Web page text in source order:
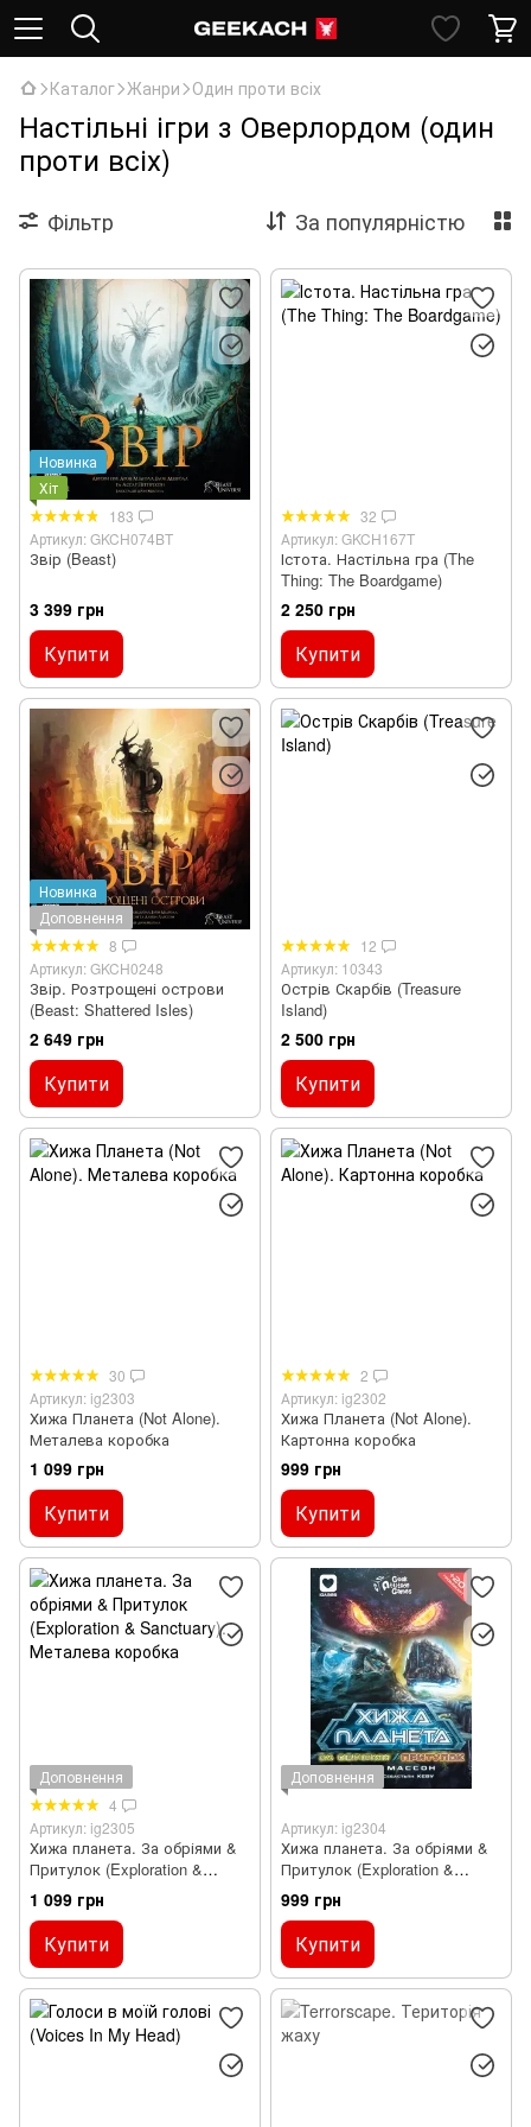
Каталог Жанри Один проти всіх
Настільні ігри з Оверлордом (один
проти всіх)
Фільтр За популярністю
Новинка
Хіт
183
Артикул: GKCH074BT
Звір (Beast)
3 399 грн
Купити
32
Артикул: GKCH167T
Істота. Настільна гра (The
Thing: The Boardgame)
2 250 грн
Купити
Новинка
Доповнення
8
Артикул: GKCH0248
Звір. Розтрощені острови
(Beast: Shattered Isles)
2 649 грн
Купити
12
Артикул: 10343
Острів Скарбів (Treasure
Island)
2 500 грн
Купити
30
Артикул: ig2303
Хижа Планета (Not Alone).
Металева коробка
1 099 грн
Купити
2
Артикул: ig2302
Хижа Планета (Not Alone).
Картонна коробка
999 грн
Купити
Доповнення
4
Артикул: ig2305
Хижа планета. За обріями &
Притулок (Exploration &
Sanctuary). Металева
коробка
1 099 грн
Купити
Доповнення
Артикул: ig2304
Хижа планета. За обріями &
Притулок (Exploration &
Sanctuary). Картонна коробка
999 грн
Купити